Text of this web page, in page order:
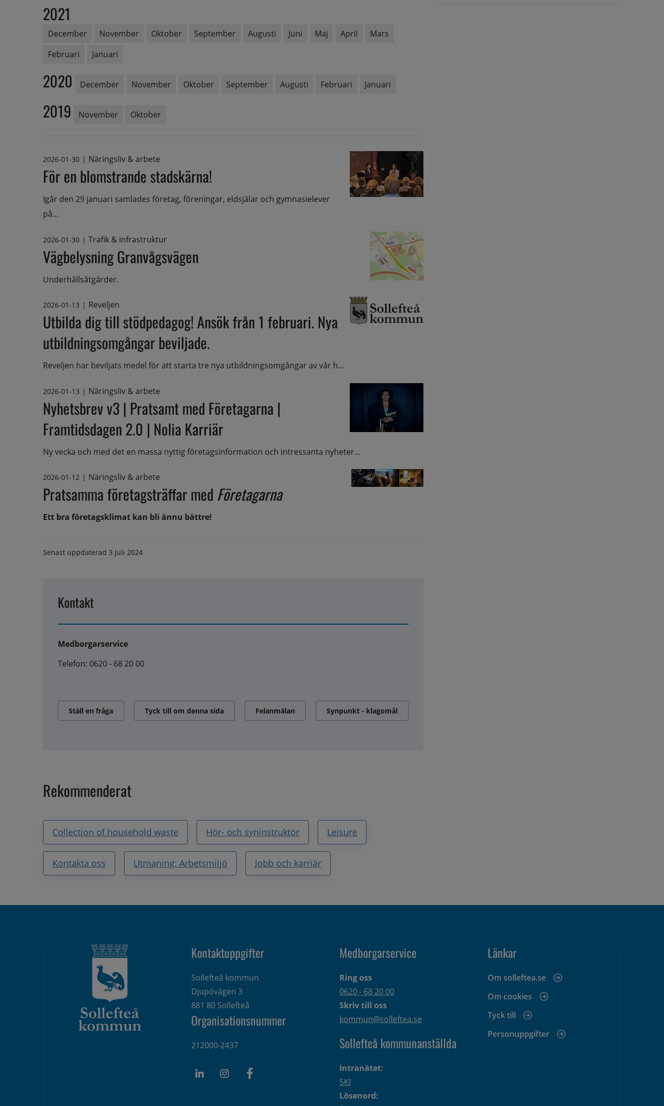
2021
December November Oktober September Augusti Juni Maj April
Mars
Februari
Januari
2020 December November Oktober September Augusti Februari Januari
2019 November Oktober
2026-01-30 | Näringsliv & arbete
För en blomstrande stadskärna!
Igår den 29 januari samlades företag, föreningar, eldsjälar och gymnasielever
på...
2026-01-30 | Trafik & infrastruktur
Vägbelysning Granvågsvägen
Underhållsåtgärder.
2026-01-13 | Reveljen
Utbilda dig till stödpedagog! Ansök från 1 februari. Nya
utbildningsomgångar beviljade.
Reveljen har beviljats medel för att starta tre nya utbildningsomgångar av vår h...
2026-01-13 | Näringsliv & arbete
Nyhetsbrev v3 | Pratsamt med Företagarna |
Framtidsdagen 2.0 | Nolia Karriär
Ny vecka och med det en massa nyttig företagsinformation och intressanta nyheter...
2026-01-12 | Näringsliv & arbete
Pratsamma företagsträffar med Företagarna
Ett bra företagsklimat kan bli ännu bättre!
Senast uppdaterad 3 juli 2024
Kontakt
Medborgarservice
Telefon: 0620 - 68 20 00
Ställ en fråga Tyck till om denna sida Felanmälan Synpunkt - klagomål
Rekommenderat
Collection of household waste Hör- och syninstruktör Leisure
Kontakta oss Utmaning: Arbetsmiljö Jobb och karriär
Kontaktuppgifter
Sollefteå kommun
Djupövägen 3
881 80 Sollefteå
Organisationsnummer
212000-2437
Medborgarservice
Ring oss
0620 - 68 20 00
Skriv till oss
kommun@solleftea.se
Sollefteå kommunanställda
Intranätet:
SKI
Lösenord:
Länkar
Om solleftea.se
Om cookies
Tyck till
Personuppgifter